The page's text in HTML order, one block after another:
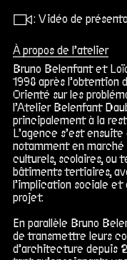
Σ : Vidéo de
À propos de l’atelier
Bruno Belenfant et
1998 après l’obtention
Orienté sur les
l’Atelier Belenfant
principalement à la
L’agence s’est
notamment en
culturels, scolaires, ou
bâtiments tertiaires,
l’implication sociale et
projet.
En parallèle Bruno
detransmettre leurs
d’architecture depuis